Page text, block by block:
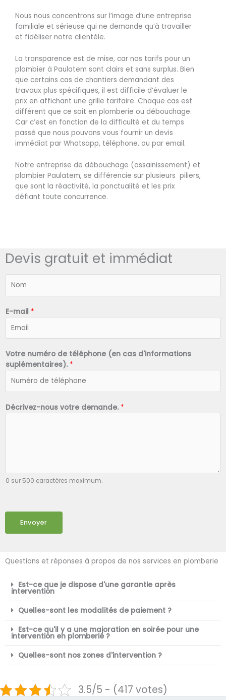
Nous nous concentrons sur l’image d’une entreprise
familiale et sérieuse qui ne demande qu’à travailler
et fidéliser notre clientèle.
La transparence est de mise, car nos tarifs pour un
plombier à Paulatem sont clairs et sans surplus. Bien
que certains cas de chantiers demandant des
travaux plus spécifiques, il est difficile d’évaluer le
prix en affichant une grille tarifaire. Chaque cas est
différent que ce soit en plomberie ou débouchage.
Car c’est en fonction de la difficulté et du temps
passé que nous pouvons vous fournir un devis
immédiat par Whatsapp, téléphone, ou par email.
Notre entreprise de débouchage (assainissement) et
plombier Paulatem, se différencie sur plusieurs piliers,
que sont la réactivité, la ponctualité et les prix
défiant toute concurrence.
Devis gratuit et immédiat
*
E-mail *
Votre numéro de téléphone (en cas d'informations
suplémentaires). *
Décrivez-nous votre demande. *
0 sur 500 caractères maximum.
Envoyer
Questions et réponses à propos de nos services en plomberie
Est-ce que je dispose d'une garantie après
intervention
Quelles-sont les modalités de paiement ?
Est-ce qu'il y a une majoration en soirée pour une
intervention en plomberie ?
Quelles-sont nos zones d'intervention ?
3.5/5 - (417 votes)